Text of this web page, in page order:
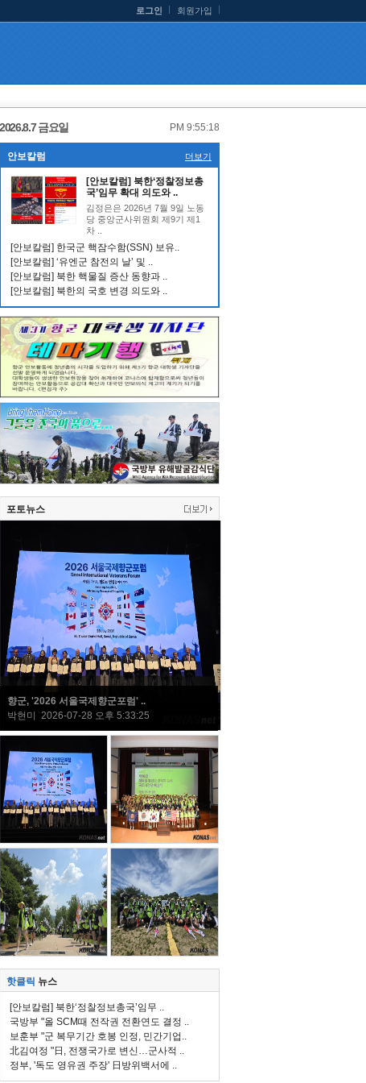
로그인 회원가입
2026.8.7 금요일 PM 9:55:18
안보칼럼 더보기
[안보칼럼] 북한‘정찰정보총
국’임무 확대 의도와 ..
김정은은 2026년 7월 9일 노동
당 중앙군사위원회 제9기 제1
차 ..
[안보칼럼] 한국군 핵잠수함(SSN) 보유..
[안보칼럼] ‘유엔군 참전의 날’ 및 ..
[안보칼럼] 북한 핵물질 증산 동향과 ..
[안보칼럼] 북한의 국호 변경 의도와 ..
포토뉴스
향군, '2026 서울국제향군포럼' ..
박현미 2026-07-28 오후 5:33:25
핫클릭 뉴스
[안보칼럼] 북한‘정찰정보총국’임무 ..
국방부 "올 SCM때 전작권 전환연도 결정 ..
보훈부 "군 복무기간 호봉 인정, 민간기업..
北김여정 "日, 전쟁국가로 변신…군사적 ..
정부, '독도 영유권 주장' 日방위백서에 ..